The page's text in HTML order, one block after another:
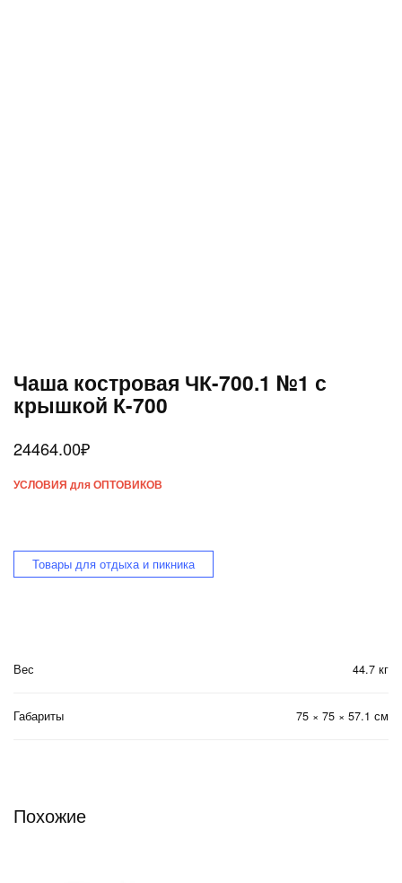
Чаша костровая ЧК-700.1 №1 с
крышкой К-700
24464.00₽
УСЛОВИЯ для ОПТОВИКОВ
Товары для отдыха и пикника
Вес 44.7 кг
Габариты 75 × 75 × 57.1 см
Похожие